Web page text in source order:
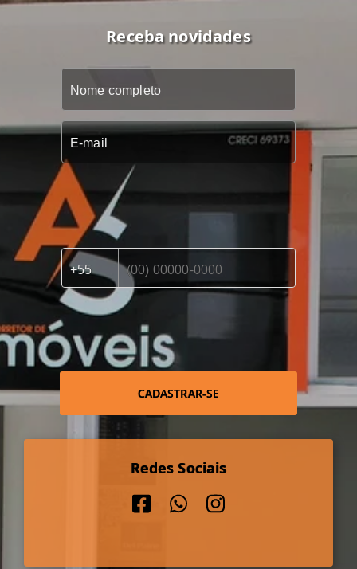
Receba novidades
CADASTRAR-SE
Redes Sociais